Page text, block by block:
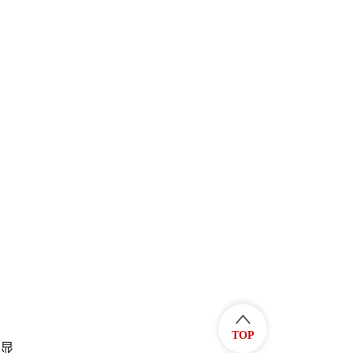
TOP